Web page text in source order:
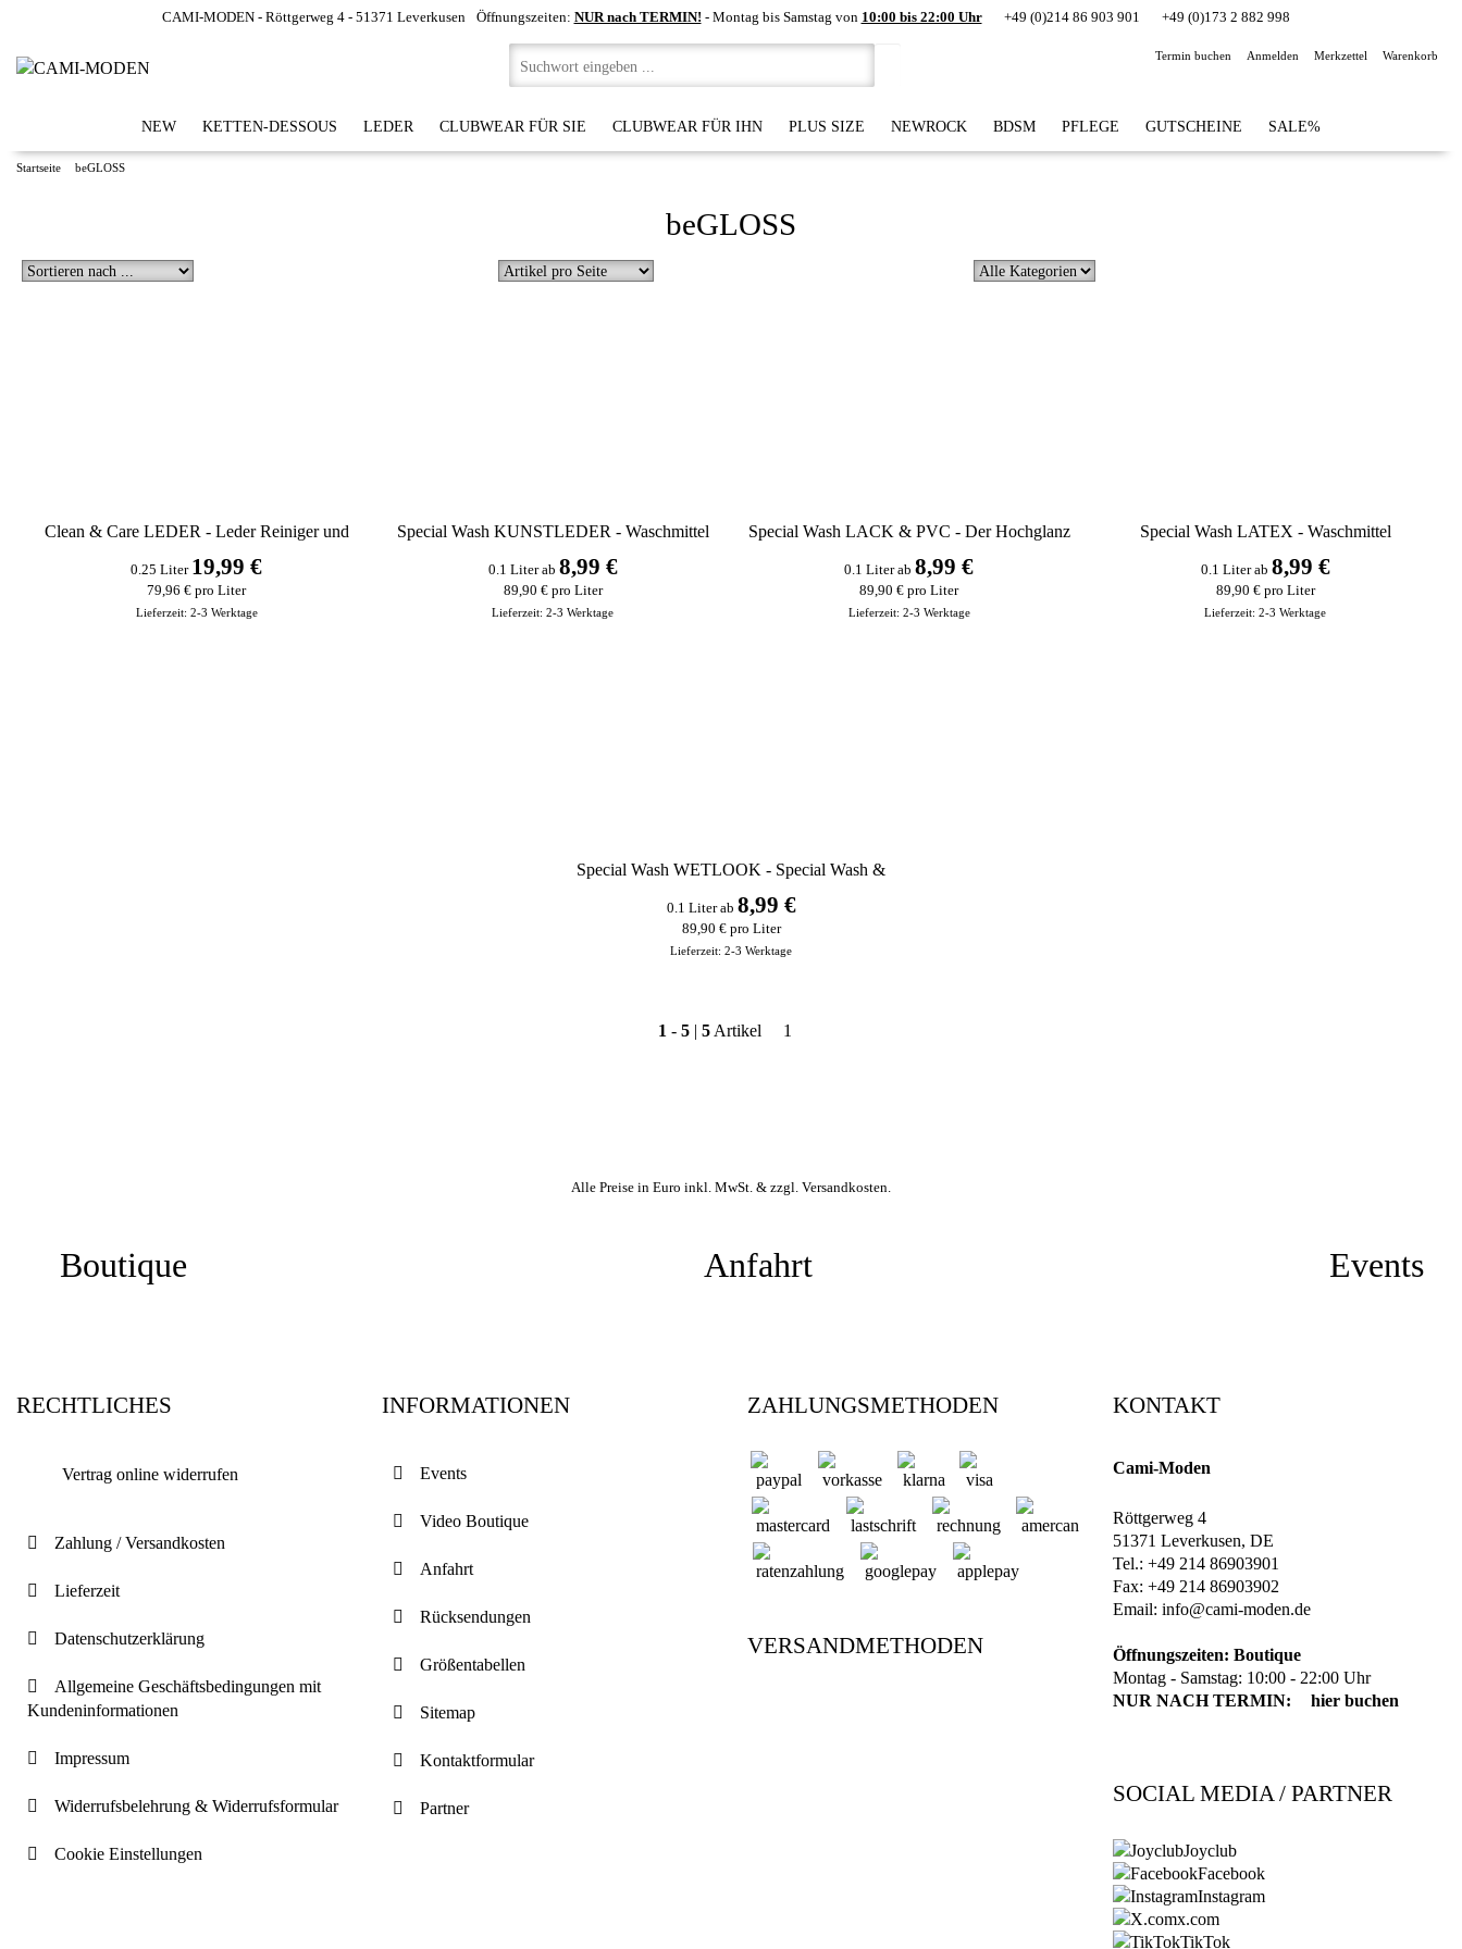
CAMI-MODEN - Röttgerweg 4 - 51371 Leverkusen Öffnungszeiten: NUR nach TERMIN! - Montag bis Samstag von 10:00 bis 22:00 Uhr +49 (0)214 86 903 901 +49 (0)173 2 882 998
Termin buchen Anmelden Merkzettel Warenkorb
NEW KETTEN-DESSOUS LEDER CLUBWEAR FÜR SIE CLUBWEAR FÜR IHN PLUS SIZE NEWROCK BDSM PFLEGE GUTSCHEINE SALE%
Startseite beGLOSS
beGLOSS
Clean & Care LEDER - Leder Reiniger und
0.25 Liter 19,99 €
79,96 € pro Liter
Lieferzeit: 2-3 Werktage
Special Wash KUNSTLEDER - Waschmittel
0.1 Literab 8,99 €
89,90 € pro Liter
Lieferzeit:2-3 Werktage
Special Wash LACK & PVC - Der Hochglanz
0.1 Literab8,99 €
89,90 € pro Liter
Lieferzeit: 2-3 Werktage
Special Wash LATEX - Waschmittel
0.1 Literab 8,99 €
89,90 € pro Liter
Lieferzeit:2-3 Werktage
Special Wash WETLOOK - Special Wash &
0.1 Literab 8,99 €
89,90 € pro Liter
Lieferzeit: 2-3 Werktage
1 - 5| 5Artikel 1
Alle Preise in Euro inkl. MwSt. & zzgl. Versandkosten.
Boutique Anfahrt Events
RECHTLICHES
Vertrag online widerrufen
Zahlung / Versandkosten
Lieferzeit
Datenschutzerklärung
Allgemeine Geschäftsbedingungen mit
Kundeninformationen
Impressum
Widerrufsbelehrung & Widerrufsformular
Cookie Einstellungen
INFORMATIONEN
Events
Video Boutique
Anfahrt
Rücksendungen
Größentabellen
Sitemap
Kontaktformular
Partner
ZAHLUNGSMETHODEN
VERSANDMETHODEN
KONTAKT
Cami-Moden
Röttgerweg 4
51371 Leverkusen, DE
Tel.: +49 214 86903901
Fax: +49 214 86903902
Email: info@cami-moden.de
Öffnungszeiten: Boutique
Montag - Samstag: 10:00 - 22:00 Uhr
NUR NACH TERMIN:
hier buchen
SOCIAL MEDIA / PARTNER
Joyclub
Facebook
Instagram
x.com
TikTok